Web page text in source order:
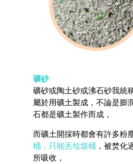
礦砂
礦砂或陶土砂或沸石砂我統
屬於用礦土製成，不論是膨
石都是礦土製作而成，
而礦土開採時都會有許多粉
桶，只能丟垃圾桶 ，被焚化
所吸收，